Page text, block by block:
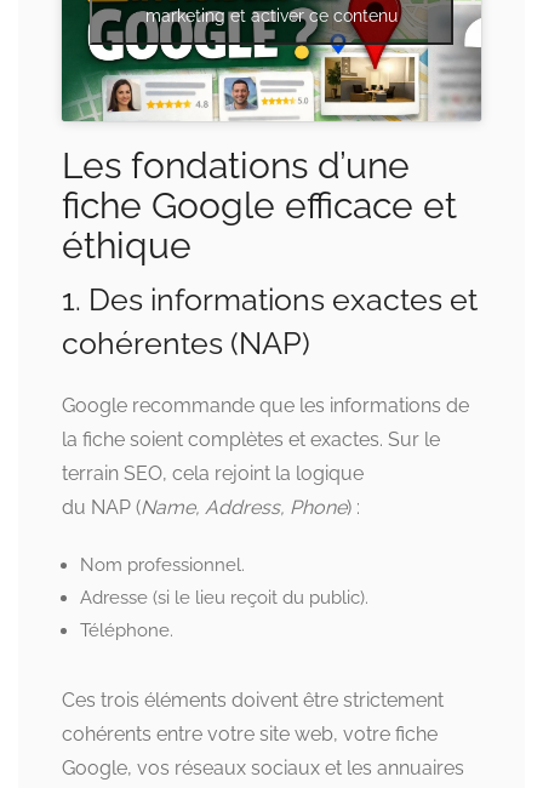
marketing et activer ce contenu
Les fondations d’une
fiche Google efficace et
éthique
1. Des informations exactes et
cohérentes (NAP)
Google recommande que les informations de
la fiche soient complètes et exactes. Sur le
terrain SEO, cela rejoint la logique
du NAP (Name, Address, Phone) :
Nom professionnel.
Adresse (si le lieu reçoit du public).
Téléphone.
Ces trois éléments doivent être strictement
cohérents entre votre site web, votre fiche
Google, vos réseaux sociaux et les annuaires